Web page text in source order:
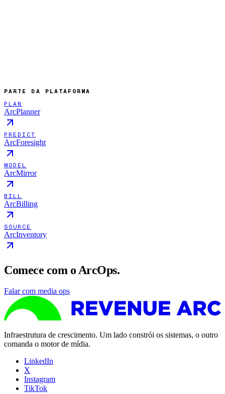
PARTE DA PLATAFORMA
PLAN
ArcPlanner
PREDICT
ArcForesight
MODEL
ArcMirror
BILL
ArcBilling
SOURCE
ArcInventory
Comece com o ArcOps.
Falar com media ops
Infraestrutura de crescimento. Um lado constrói os sistemas, o outro
comanda o motor de mídia.
LinkedIn
X
Instagram
TikTok